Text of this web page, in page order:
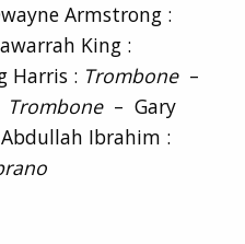
Armstrong :
King :
Harris : Trombone–
Trombone – Gary
Ibrahim :